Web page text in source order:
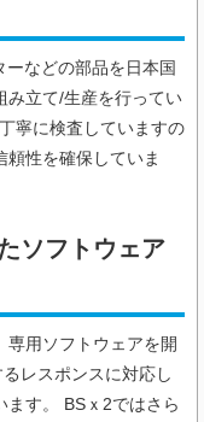
などの部品を日本国
み立て/生産を行ってい
寧に検査していますの
性を確保していま
ソフトウェア
用ソフトウェアを開
レスポンスに対応し
す。 BSｘ2ではさら